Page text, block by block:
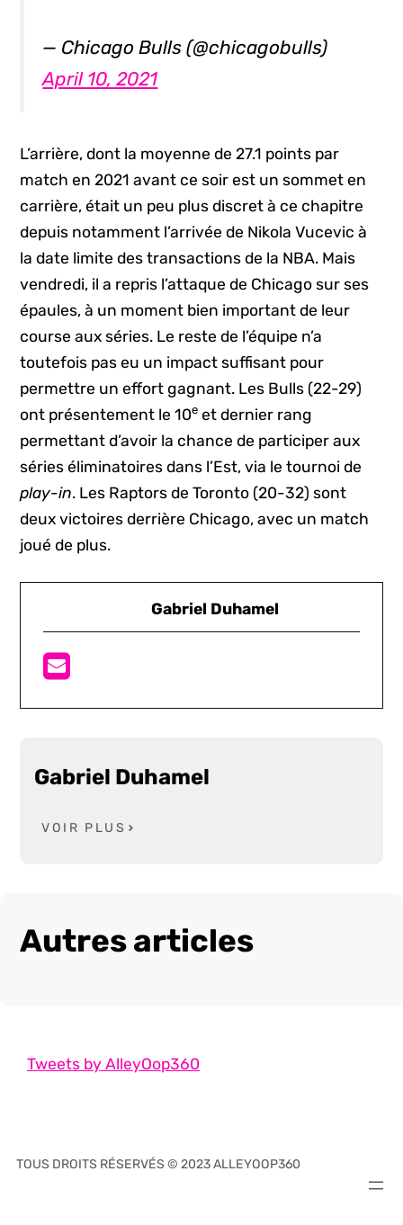
— Chicago Bulls (@chicagobulls)
April 10, 2021
L’arrière, dont la moyenne de 27.1 points par
match en 2021 avant ce soir est un sommet en
carrière, était un peu plus discret à ce chapitre
depuis notamment l’arrivée de Nikola Vucevic à
la date limite des transactions de la NBA. Mais
vendredi, il a repris l’attaque de Chicago sur ses
épaules, à un moment bien important de leur
course aux séries. Le reste de l’équipe n’a
toutefois pas eu un impact suffisant pour
permettre un effort gagnant. Les Bulls (22-29)
ont présentement le 10e et dernier rang
permettant d’avoir la chance de participer aux
séries éliminatoires dans l’Est, via le tournoi de
play-in. Les Raptors de Toronto (20-32) sont
deux victoires derrière Chicago, avec un match
joué de plus.
Gabriel Duhamel
Gabriel Duhamel
VOIR PLUS
Autres articles
Tweets by AlleyOop360
TOUS DROITS RÉSERVÉS © 2023 ALLEYOOP360